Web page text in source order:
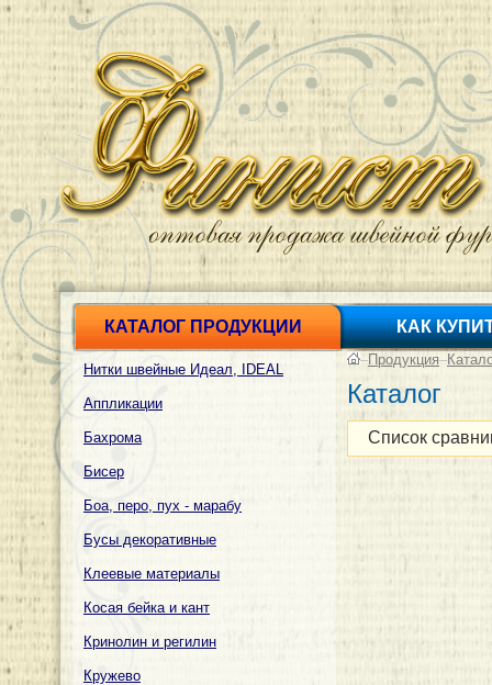
КАТАЛОГ ПРОДУКЦИИ КАК
Нитки швейные Идеал, IDEAL
Аппликации
Бахрома
Бисер
Боа, перо, пух - марабу
Бусы декоративные
Клеевые материалы
Косая бейка и кант
Кринолин и регилин
Кружево
–Продукция–
Каталог
Список